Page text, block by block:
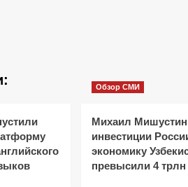
Обзор СМИ
Михаил
инвестиции
экономику
превысили 4